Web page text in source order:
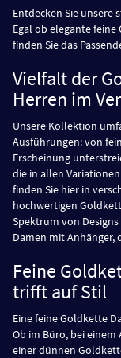
Entdecken Sie
Egal ob elegante
finden Sie das
Vielfalt der
Herren im
Unsere Kollektion
Ausführungen: von
Erscheinung
die in allen
finden Sie hier in
hochwertigen
Spektrum von
Damen mit Anhänger,
Feine
trifft auf Stil
Eine feine Goldkette
Ob im Büro, bei einem
einer dünnen